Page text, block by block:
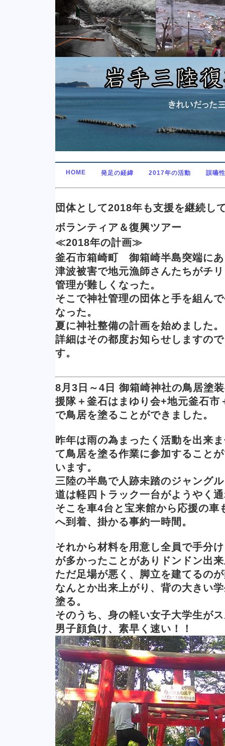
HOME 発足の経緯 2017年の活動 誤嚥
団体として2018年も支援を継続し
ボランティア＆復興ツアー
≪2018年の計画≫
釜石市箱崎町 御箱崎半島突端に
津波被害で地元漁師さんたちがチ
管理が難しくなった。
そこで神社管理の団体と手を組ん
なった。
夏に神社整備の計画を始めました。
詳細はその都度お知らせしますの
す。
8月3日～4日 御箱崎神社の鳥居塗
援隊＋釜石はまゆり会+地元釜石市
で鳥居を塗ることができました。
昨年は雨の為まったく活動を出来
て鳥居を塗る作業に参加すること
います。
三陸の半島で人跡未踏のジャング
道は軽四トラック一台がようやく
そこを車4台と宝来館から応援の車
へ到着、掛かる事約一時間。
それから材料を用意し全員で手分
が多かったことがありドンドン出
ただ足場が悪く、脚立を建てるの
なんとか出来上がり、背の大きい
塗る。
そのうち、身の軽い女子大学生が
男子顔負け、素早く速い！！